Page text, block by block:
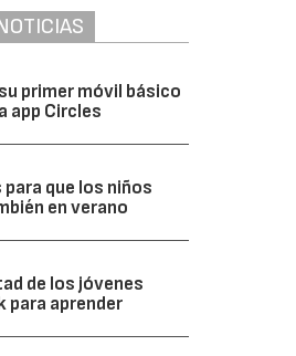
primer móvil básico
app Circles
que los niños
en verano
de los jóvenes
para aprender